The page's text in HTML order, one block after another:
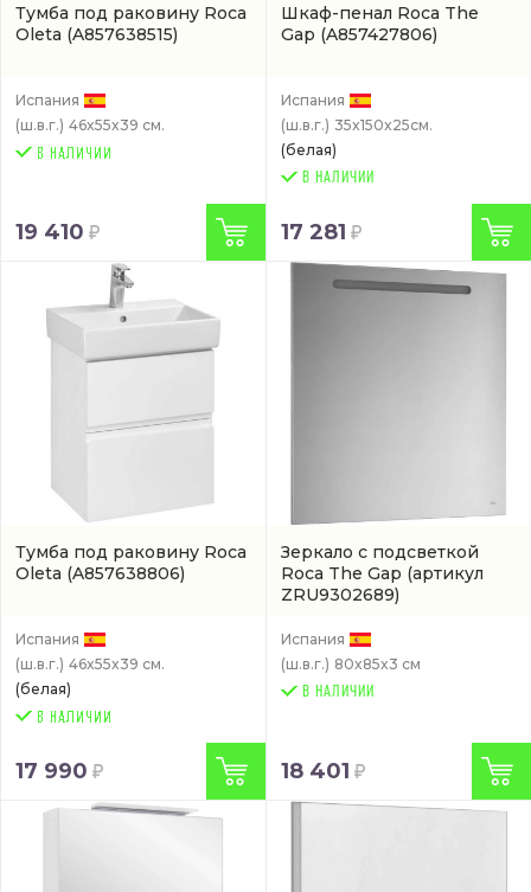
Тумба под раковину Roca
Oleta (A857638515)
Испания
(ш.в.г.) 46x55x39 см.
19 410
Шкаф-пенал Roca The
Gap (A857427806)
Испания
(ш.в.г.) 35x150x25см.
(белая)
В НАЛИЧИИ
17 281
Тумба под раковину Roca
Oleta (A857638806)
Испания
(ш.в.г.) 46x55x39 см.
(белая)
17 990
Зеркало с подсветкой
Roca The Gap (артикул
ZRU9302689)
Испания
(ш.в.г.) 80x85x3 см
В НАЛИЧИИ
18 401